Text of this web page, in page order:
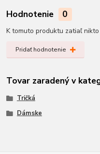
Hodnotenie 0
K tomuto produktu zatiaľ
Pridať hodnotenie
Tovar zaradený v
Tričká
Dámske